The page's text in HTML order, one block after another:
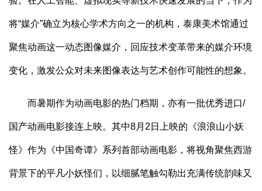
将“媒介”确立为核心学术方向之一的机构，泰康美术馆通过
聚焦动画这一动态图像媒介，回应技术变革带来的媒介环境
变化，激发公众对未来图像表达与艺术创作可能性的想象。
而暑期作为动画电影的热门档期，亦有一批优秀进口/
国产动画电影接连上映。其中8月2日上映的《浪浪山小妖
怪》作为《中国奇谭》系列首部动画电影，将视角聚焦西游
背景下的平凡小妖怪们，以细腻笔触勾勒出充满传统韵味又